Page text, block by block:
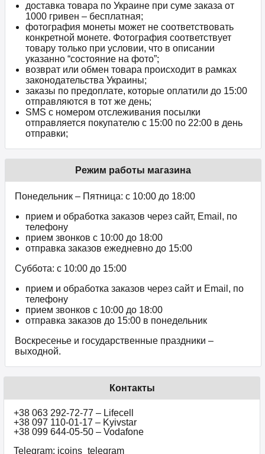
доставка товара по Украине при суме заказа от
1000 гривен – бесплатная;
фотография монеты может не соответствовать
конкретной монете. Фотография соответствует
товару только при условии, что в описании
указанно “состояние на фото”;
возврат или обмен товара происходит в рамках
законодательства Украины;
заказы по предоплате, которые оплатили до 15:00
отправляются в тот же день;
SMS с номером отслеживания посылки
отправляется покупателю с 15:00 по 22:00 в день
отправки;
Режим работы магазина
Понедельник – Пятница: с 10:00 до 18:00
прием и обработка заказов через сайт, Email, по
телефону
прием звонков c 10:00 до 18:00
отправка заказов ежедневно до 15:00
Суббота: с 10:00 до 15:00
прием и обработка заказов через сайт и Email, по
телефону
прием звонков c 10:00 до 18:00
отправка заказов до 15:00 в понедельник
Воскресенье и государственные праздники –
выходной.
Контакты
+38 063 292-72-77 – Lifecell
+38 097 110-01-17 – Kyivstar
+38 099 644-05-50 – Vodafone
Telegram: icoins_telegram